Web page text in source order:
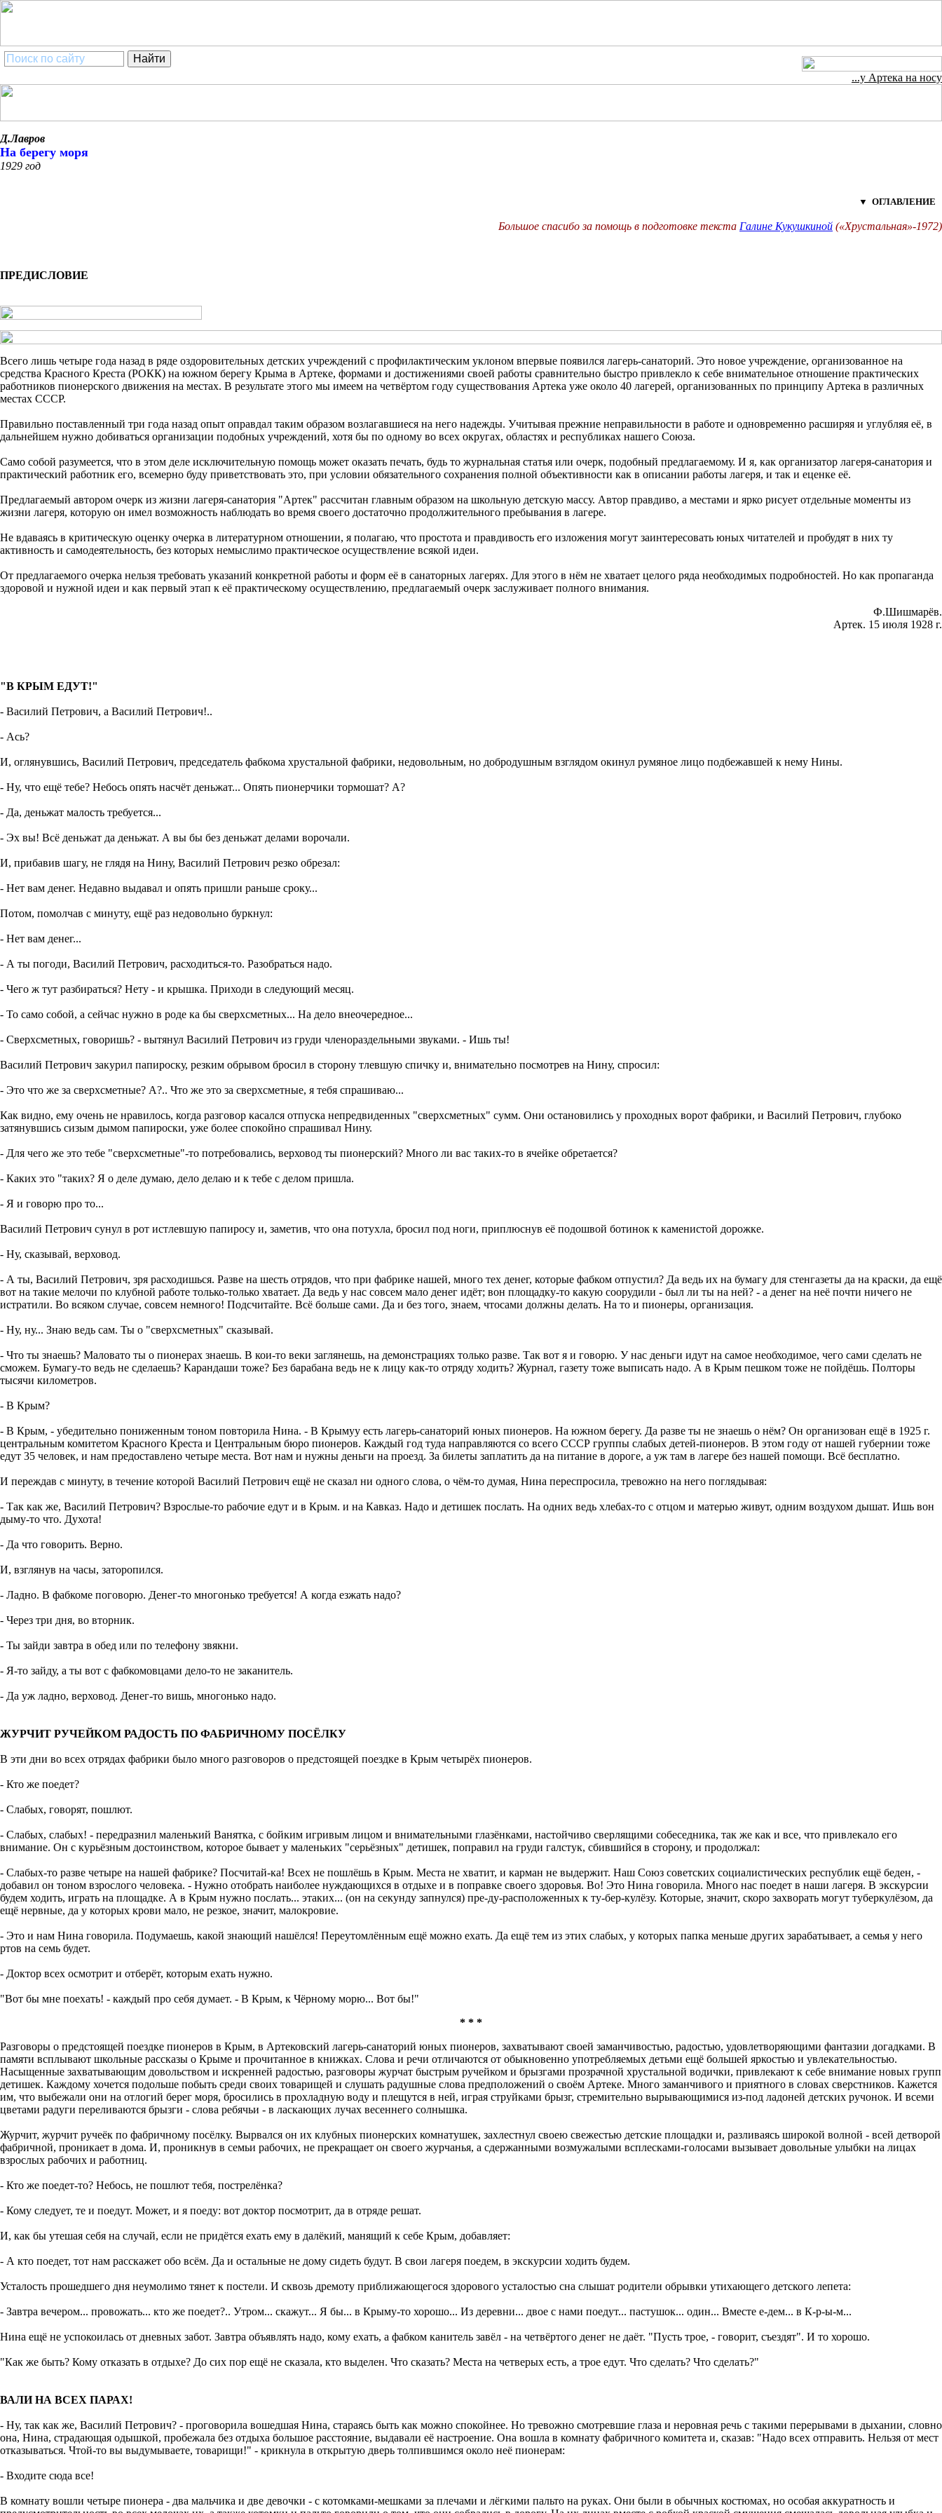
...у Артека на носу
Д.Лавров
На берегу моря
1929 год
▼ ОГЛАВЛЕНИЕ
Большое спасибо за помощь в подготовке текста Галине Кукушкиной («Хрустальная»-1972)
ПРЕДИСЛОВИЕ
Всего лишь четыре года назад в ряде оздоровительных детских учреждений с профилактическим уклоном впервые появился лагерь-санаторий. Это новое учреждение, организованное на
средства Красного Креста (РОКК) на южном берегу Крыма в Артеке, формами и достижениями своей работы сравнительно быстро привлекло к себе внимательное отношение практических
работников пионерского движения на местах. В результате этого мы имеем на четвёртом году существования Артека уже около 40 лагерей, организованных по принципу Артека в различных
местах СССР.
Правильно поставленный три года назад опыт оправдал таким образом возлагавшиеся на него надежды. Учитывая прежние неправильности в работе и одновременно расширяя и углубляя её, в
дальнейшем нужно добиваться организации подобных учреждений, хотя бы по одному во всех округах, областях и республиках нашего Союза.
Само собой разумеется, что в этом деле исключительную помощь может оказать печать, будь то журнальная статья или очерк, подобный предлагаемому. И я, как организатор лагеря-санатория и
практический работник его, всемерно буду приветствовать это, при условии обязательного сохранения полной объективности как в описании работы лагеря, и так и еценке её.
Предлагаемый автором очерк из жизни лагеря-санатория "Артек" рассчитан главным образом на школьную детскую массу. Автор правдиво, а местами и ярко рисует отдельные моменты из
жизни лагеря, которую он имел возможность наблюдать во время своего достаточно продолжительного пребывания в лагере.
Не вдаваясь в критическую оценку очерка в литературном отношении, я полагаю, что простота и правдивость его изложения могут заинтересовать юных читателей и пробудят в них ту
активность и самодеятельность, без которых немыслимо практическое осуществление всякой идеи.
От предлагаемого очерка нельзя требовать указаний конкретной работы и форм её в санаторных лагерях. Для этого в нём не хватает целого ряда необходимых подробностей. Но как пропаганда
здоровой и нужной идеи и как первый этап к её практическому осуществлению, предлагаемый очерк заслуживает полного внимания.
Ф.Шишмарёв.
Артек. 15 июля 1928 г.
"В КРЫМ ЕДУТ!"
- Василий Петрович, а Василий Петрович!..
- Ась?
И, оглянувшись, Василий Петрович, председатель фабкома хрустальной фабрики, недовольным, но добродушным взглядом окинул румяное лицо подбежавшей к нему Нины.
- Ну, что ещё тебе? Небось опять насчёт деньжат... Опять пионерчики тормошат? А?
- Да, деньжат малость требуется...
- Эх вы! Всё деньжат да деньжат. А вы бы без деньжат делами ворочали.
И, прибавив шагу, не глядя на Нину, Василий Петрович резко обрезал:
- Нет вам денег. Недавно выдавал и опять пришли раньше сроку...
Потом, помолчав с минуту, ещё раз недовольно буркнул:
- Нет вам денег...
- А ты погоди, Василий Петрович, расходиться-то. Разобраться надо.
- Чего ж тут разбираться? Нету - и крышка. Приходи в следующий месяц.
- То само собой, а сейчас нужно в роде ка бы сверхсметных... На дело внеочередное...
- Сверхсметных, говоришь? - вытянул Василий Петрович из груди членораздельными звуками. - Ишь ты!
Василий Петрович закурил папироску, резким обрывом бросил в сторону тлевшую спичку и, внимательно посмотрев на Нину, спросил:
- Это что же за сверхсметные? А?.. Что же это за сверхсметные, я тебя спрашиваю...
Как видно, ему очень не нравилось, когда разговор касался отпуска непредвиденных "сверхсметных" сумм. Они остановились у проходных ворот фабрики, и Василий Петрович, глубоко
затянувшись сизым дымом папироски, уже более спокойно спрашивал Нину.
- Для чего же это тебе "сверхсметные"-то потребовались, верховод ты пионерский? Много ли вас таких-то в ячейке обретается?
- Каких это "таких? Я о деле думаю, дело делаю и к тебе с делом пришла.
- Я и говорю про то...
Василий Петрович сунул в рот истлевшую папиросу и, заметив, что она потухла, бросил под ноги, приплюснув её подошвой ботинок к каменистой дорожке.
- Ну, сказывай, верховод.
- А ты, Василий Петрович, зря расходишься. Разве на шесть отрядов, что при фабрике нашей, много тех денег, которые фабком отпустил? Да ведь их на бумагу для стенгазеты да на краски, да ещё
вот на такие мелочи по клубной работе только-только хватает. Да ведь у нас совсем мало денег идёт; вон площадку-то какую соорудили - был ли ты на ней? - а денег на неё почти ничего не
истратили. Во всяком случае, совсем немного! Подсчитайте. Всё больше сами. Да и без того, знаем, чтосами должны делать. На то и пионеры, организация.
- Ну, ну... Знаю ведь сам. Ты о "сверхсметных" сказывай.
- Что ты знаешь? Маловато ты о пионерах знаешь. В кои-то веки заглянешь, на демонстрациях только разве. Так вот я и говорю. У нас деньги идут на самое необходимое, чего сами сделать не
сможем. Бумагу-то ведь не сделаешь? Карандаши тоже? Без барабана ведь не к лицу как-то отряду ходить? Журнал, газету тоже выписать надо. А в Крым пешком тоже не пойдёшь. Полторы
тысячи километров.
- В Крым?
- В Крым, - убедительно пониженным тоном повторила Нина. - В Крымуу есть лагерь-санаторий юных пионеров. На южном берегу. Да разве ты не знаешь о нём? Он организован ещё в 1925 г.
центральным комитетом Красного Креста и Центральным бюро пионеров. Каждый год туда направляются со всего СССР группы слабых детей-пионеров. В этом году от нашей губернии тоже
едут 35 человек, и нам предоставлено четыре места. Вот нам и нужны деньги на проезд. За билеты заплатить да на питание в дороге, а уж там в лагере без нашей помощи. Всё бесплатно.
И переждав с минуту, в течение которой Василий Петрович ещё не сказал ни одного слова, о чём-то думая, Нина переспросила, тревожно на него поглядывая:
- Так как же, Василий Петрович? Взрослые-то рабочие едут и в Крым. и на Кавказ. Надо и детишек послать. На одних ведь хлебах-то с отцом и матерью живут, одним воздухом дышат. Ишь вон
дыму-то что. Духота!
- Да что говорить. Верно.
И, взглянув на часы, заторопился.
- Ладно. В фабкоме поговорю. Денег-то многонько требуется! А когда езжать надо?
- Через три дня, во вторник.
- Ты зайди завтра в обед или по телефону звякни.
- Я-то зайду, а ты вот с фабкомовцами дело-то не заканитель.
- Да уж ладно, верховод. Денег-то вишь, многонько надо.
ЖУРЧИТ РУЧЕЙКОМ РАДОСТЬ ПО ФАБРИЧНОМУ ПОСЁЛКУ
В эти дни во всех отрядах фабрики было много разговоров о предстоящей поездке в Крым четырёх пионеров.
- Кто же поедет?
- Слабых, говорят, пошлют.
- Слабых, слабых! - передразнил маленький Ванятка, с бойким игривым лицом и внимательными глазёнками, настойчиво сверлящими собеседника, так же как и все, что привлекало его
внимание. Он с курьёзным достоинством, которое бывает у маленьких "серьёзных" детишек, поправил на груди галстук, сбившийся в сторону, и продолжал:
- Слабых-то разве четыре на нашей фабрике? Посчитай-ка! Всех не пошлёшь в Крым. Места не хватит, и карман не выдержит. Наш Союз советских социалистических республик ещё беден, -
добавил он тоном взрослого человека. - Нужно отобрать наиболее нуждающихся в отдыхе и в поправке своего здоровья. Во! Это Нина говорила. Много нас поедет в наши лагеря. В экскурсии
будем ходить, играть на площадке. А в Крым нужно послать... этаких... (он на секунду запнулся) пре-ду-расположенных к ту-бер-кулёзу. Которые, значит, скоро захворать могут туберкулёзом, да
ещё нервные, да у которых крови мало, не резкое, значит, малокровие.
- Это и нам Нина говорила. Подумаешь, какой знающий нашёлся! Переутомлённым ещё можно ехать. Да ещё тем из этих слабых, у которых папка меньше других зарабатывает, а семья у него
ртов на семь будет.
- Доктор всех осмотрит и отберёт, которым ехать нужно.
"Вот бы мне поехать! - каждый про себя думает. - В Крым, к Чёрному морю... Вот бы!"
* * *
Разговоры о предстоящей поездке пионеров в Крым, в Артековский лагерь-санаторий юных пионеров, захватывают своей заманчивостью, радостью, удовлетворяющими фантазии догадками. В
памяти всплывают школьные рассказы о Крыме и прочитанное в книжках. Слова и речи отличаются от обыкновенно употребляемых детьми ещё большей яркостью и увлекательностью.
Насыщенные захватывающим довольством и искренней радостью, разговоры журчат быстрым ручейком и брызгами прозрачной хрустальной водички, привлекают к себе внимание новых групп
детишек. Каждому хочется подольше побыть среди своих товарищей и слушать радушные слова предположений о своём Артеке. Много заманчивого и приятного в словах сверстников. Кажется
им, что выбежали они на отлогий берег моря, бросились в прохладную воду и плещутся в ней, играя струйками брызг, стремительно вырывающимися из-под ладоней детских ручонок. И всеми
цветами радуги переливаются брызги - слова ребячьи - в ласкающих лучах весеннего солнышка.
Журчит, журчит ручеёк по фабричному посёлку. Вырвался он их клубных пионерских комнатушек, захлестнул своею свежестью детские площадки и, разливаясь широкой волной - всей детворой
фабричной, проникает в дома. И, проникнув в семьи рабочих, не прекращает он своего журчанья, а сдержанными возмужалыми всплесками-голосами вызывает довольные улыбки на лицах
взрослых рабочих и работниц.
- Кто же поедет-то? Небось, не пошлют тебя, пострелёнка?
- Кому следует, те и поедут. Может, и я поеду: вот доктор посмотрит, да в отряде решат.
И, как бы утешая себя на случай, если не придётся ехать ему в далёкий, манящий к себе Крым, добавляет:
- А кто поедет, тот нам расскажет обо всём. Да и остальные не дому сидеть будут. В свои лагеря поедем, в экскурсии ходить будем.
Усталость прошедшего дня неумолимо тянет к постели. И сквозь дремоту приближающегося здорового усталостью сна слышат родители обрывки утихающего детского лепета:
- Завтра вечером... провожать... кто же поедет?.. Утром... скажут... Я бы... в Крыму-то хорошо... Из деревни... двое с нами поедут... пастушок... один... Вместе е-дем... в К-р-ы-м...
Нина ещё не успокоилась от дневных забот. Завтра объявлять надо, кому ехать, а фабком канитель завёл - на четвёртого денег не даёт. "Пусть трое, - говорит, съездят". И то хорошо.
"Как же быть? Кому отказать в отдыхе? До сих пор ещё не сказала, кто выделен. Что сказать? Места на четверых есть, а трое едут. Что сделать? Что сделать?"
ВАЛИ НА ВСЕХ ПАРАХ!
- Ну, так как же, Василий Петрович? - проговорила вошедшая Нина, стараясь быть как можно спокойнее. Но тревожно смотревшие глаза и неровная речь с такими перерывами в дыхании, словно
она, Нина, страдающая одышкой, пробежала без отдыха большое расстояние, выдавали её настроение. Она вошла в комнату фабричного комитета и, сказав: "Надо всех отправить. Нельзя от мест
отказываться. Чтой-то вы выдумываете, товарищи!" - крикнула в открытую дверь толпившимся около неё пионерам:
- Входите сюда все!
В комнату вошли четыре пионера - два мальчика и две девочки - с котомками-мешками за плечами и лёгкими пальто на руках. Они были в обычных костюмах, но особая аккуратность и